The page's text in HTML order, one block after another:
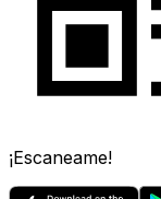
¡Escaneame!